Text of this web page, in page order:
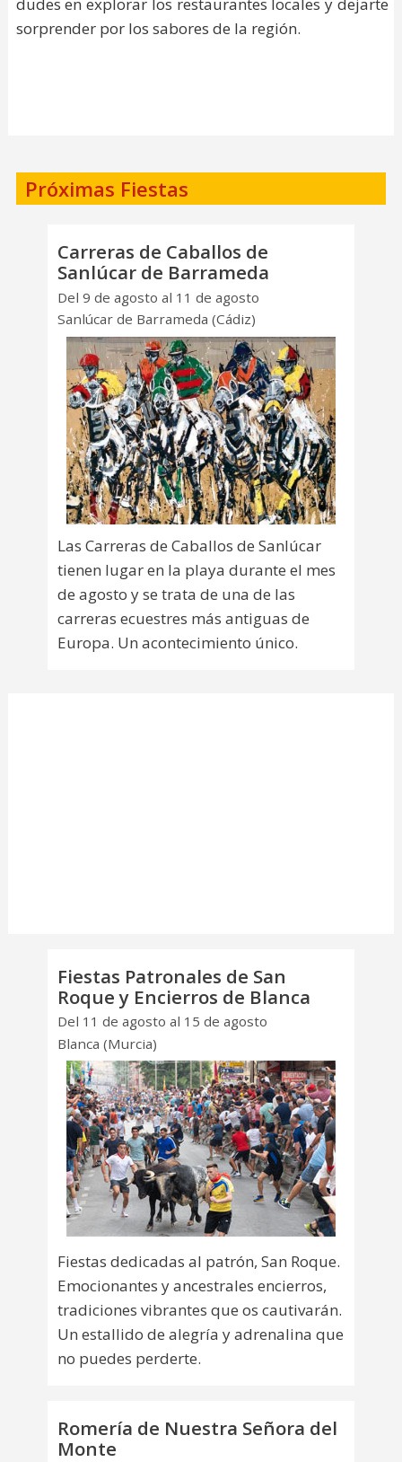
sorprender por los sabores de la región.
Próximas Fiestas
Carreras de Caballos de
Sanlúcar de Barrameda
Del 9 de agosto al 11 de agosto
Sanlúcar de Barrameda (Cádiz)
Las Carreras de Caballos de Sanlúcar
tienen lugar en la playa durante el mes
de agosto y se trata de una de las
carreras ecuestres más antiguas de
Europa. Un acontecimiento único.
Fiestas Patronales de San
Roque y Encierros de Blanca
Del 11 de agosto al 15 de agosto
Blanca (Murcia)
Fiestas dedicadas al patrón, San Roque.
Emocionantes y ancestrales encierros,
tradiciones vibrantes que os cautivarán.
Un estallido de alegría y adrenalina que
no puedes perderte.
Romería de Nuestra Señora del
Monte